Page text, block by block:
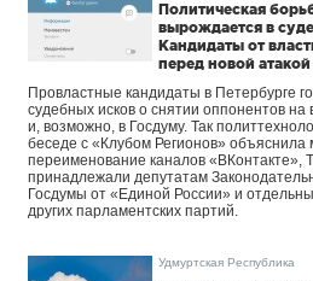
Политическая
вырождается в
Кандидаты от
перед новой атакой
Провластные кандидаты в Петербурге
судебных исков о снятии оппонентов на
и, возможно, в Госдуму. Так
беседе с «Клубом Регионов» объяснила
переименование каналов «ВКонтакте»,
принадлежали депутатам
Госдумы от «Единой России» и
других парламентских партий.
Удмуртская Республика